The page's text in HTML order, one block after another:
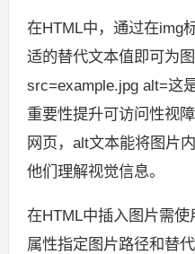
在HTML中，通过在img
适的替代文本值即可为
src=example.jpg alt=这
重要性提升可访问性视
网页，alt文本能将图片
他们理解视觉信息。
在HTML中插入图片需
属性指定图片路径和替代